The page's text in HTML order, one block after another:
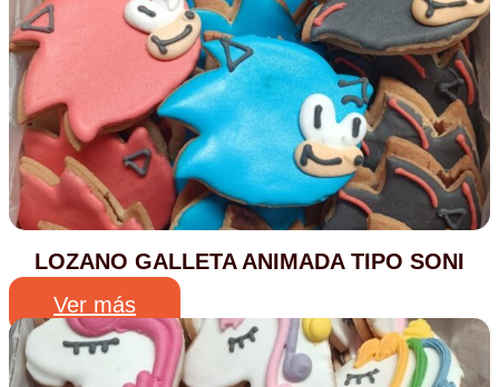
LOZANO GALLETA ANIMADA TIPO SONI
Ver más